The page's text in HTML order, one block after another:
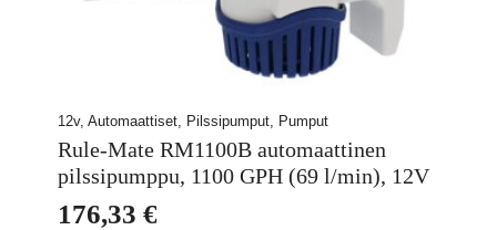
12v, Automaattiset, Pilssipumput, Pumput
Rule-Mate RM1100B automaattinen
pilssipumppu, 1100 GPH (69 l/min), 12V
176,33 €